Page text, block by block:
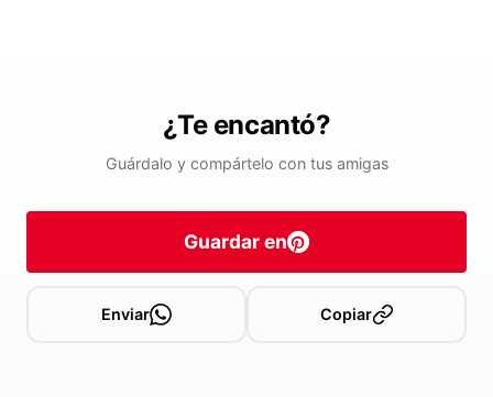
¿Te encantó?
Guárdalo y compártelo con tus amigas
Guardar en
Enviar Copiar